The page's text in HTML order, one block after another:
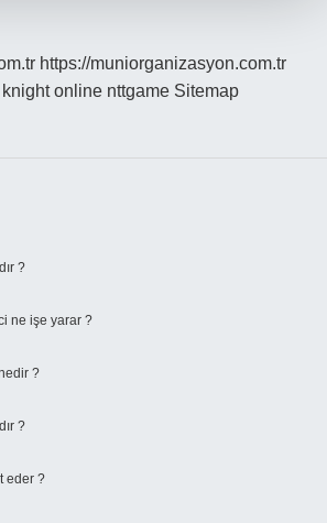
https://muniorganizasyon.com.tr
knight online nttgame Sitemap
?
ne işe yarar ?
?
?
eder ?